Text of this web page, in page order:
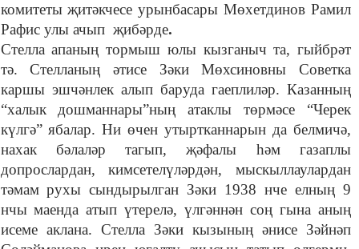
комитеты җитәкчесе урынбасары Мөхетдинов Рамил
Рафис улы ачып җибәрде.
Стелла апаның тормыш юлы кызганыч та, гыйбрәт
тә. Стелланың әтисе Зәки Мөхсиновны Советка
каршы эшчәнлек алып баруда гаеплиләр. Казанның
“халык дошманнары”ның атаклы төрмәсе “Черек
күлгә” ябалар. Ни өчен утыртканнарын да белмичә,
нахак бәлаләр тагып, җәфалы һәм газаплы
допрослардан, кимсетелүләрдән, мыскыллаулардан
тәмам рухы сындырылган Зәки 1938 нче елның 9
нчы маенда атып үтерелә, үлгәннән соң гына аның
исеме аклана. Стелла Зәки кызының әнисе Зәйнәп